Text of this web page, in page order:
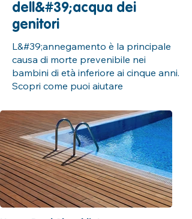
dell&#39;acqua dei
genitori
L&#39;annegamento è la principale
causa di morte prevenibile nei
bambini di età inferiore ai cinque anni.
Scopri come puoi aiutare